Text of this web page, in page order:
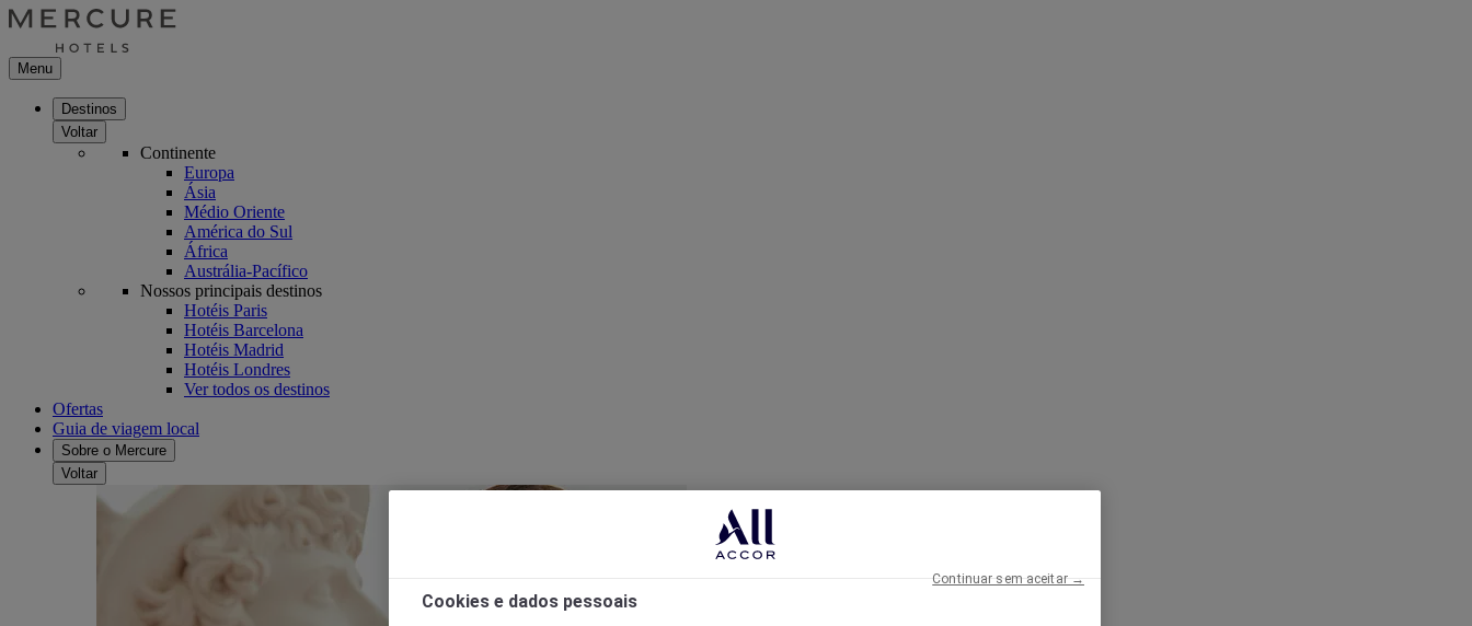
Menu
Destinos
Voltar
Continente
Europa
Ásia
Médio Oriente
América do Sul
África
Austrália-Pacífico
Nossos principais destinos
Hotéis Paris
Hotéis Barcelona
Hotéis Madrid
Hotéis Londres
Ver todos os destinos
Ofertas
Guia de viagem local
Sobre o Mercure
Voltar
Cookies e dados pessoais
Continuar sem aceitar →